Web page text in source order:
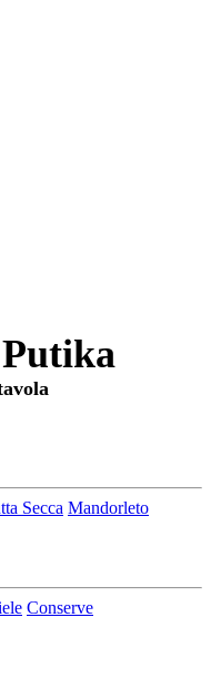
Secca Mandorleto
Conserve